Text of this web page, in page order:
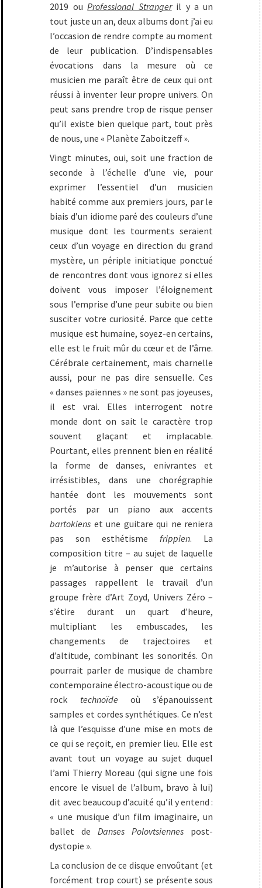
2019 ouProfessional Strangeril y a un
tout juste un an, deux albums dont j’ai eu
l’occasion de rendre compte au moment
de leur publication. D’indispensables
évocations dans la mesure où ce
musicien me paraît être de ceux qui ont
réussi à inventer leur propre univers. On
peut sans prendre trop de risque penser
qu’il existe bien quelque part, tout près
de nous, une « Planète Zaboitzeff ».
Vingt minutes, oui, soit une fraction de
seconde à l’échelle d’une vie, pour
exprimer l’essentiel d’un musicien
habité comme aux premiers jours, par le
biais d’un idiome paré des couleurs d’une
musique dont les tourments seraient
ceux d’un voyage en direction du grand
mystère, un périple initiatique ponctué
de rencontres dont vous ignorez si elles
doivent vous imposer l’éloignement
sous l’emprise d’une peur subite ou bien
susciter votre curiosité. Parce que cette
musique est humaine, soyez-en certains,
elle est le fruit mûr du cœur et de l’âme.
Cérébrale certainement, mais charnelle
aussi, pour ne pas dire sensuelle. Ces
« danses païennes » ne sont pas joyeuses,
il est vrai. Elles interrogent notre
monde dont on sait le caractère trop
souvent glaçant et implacable.
Pourtant, elles prennent bien en réalité
la forme de danses, enivrantes et
irrésistibles, dans une chorégraphie
hantée dont les mouvements sont
portés par un piano aux accents
bartokiens et une guitare qui ne reniera
pas son esthétismefrippien. La
composition titre – au sujet de laquelle
je m’autorise à penser que certains
passages rappellent le travail d’un
groupe frère d’Art Zoyd, Univers Zéro –
s’étire durant un quart d’heure,
multipliant les embuscades, les
changements de trajectoires et
d’altitude, combinant les sonorités. On
pourrait parler de musique de chambre
contemporaine électro-acoustique ou de
rock technoïde où s’épanouissent
samples et cordes synthétiques. Ce n’est
là que l’esquisse d’une mise en mots de
ce qui se reçoit, en premier lieu. Elle est
avant tout un voyage au sujet duquel
l’ami Thierry Moreau (qui signe une fois
encore le visuel de l’album, bravo à lui)
dit avec beaucoup d’acuité qu’il y entend :
« une musique d’un film imaginaire, un
ballet deDanses Polovtsiennes post-
dystopie ».
La conclusion de ce disque envoûtant (et
forcément trop court) se présente sous